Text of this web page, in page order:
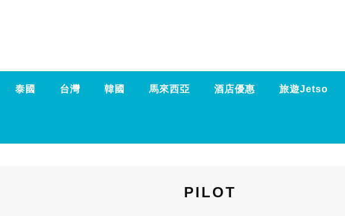
泰國 台灣 韓國 馬來西亞 酒店優惠 旅遊Jetso
PILOT